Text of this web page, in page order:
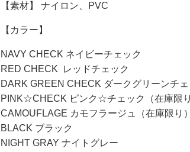
【素材】 ナイロン、PVC
【カラー】
NAVY CHECK ネイビーチェック
RED CHECK レッドチェック
DARK GREEN CHECK ダークグリーンチェ
PINK☆CHECK ピンク☆チェック（在庫限り
CAMOUFLAGE カモフラージュ（在庫限り）
BLACK ブラック
NIGHT GRAY ナイトグレー